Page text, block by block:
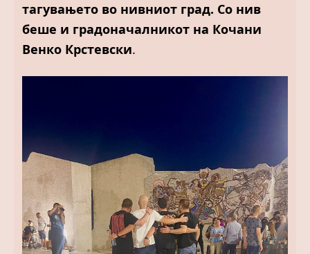
тагувањето во нивниот град. Со нив
беше и градоначалникот на Кочани
Венко Крстевски.